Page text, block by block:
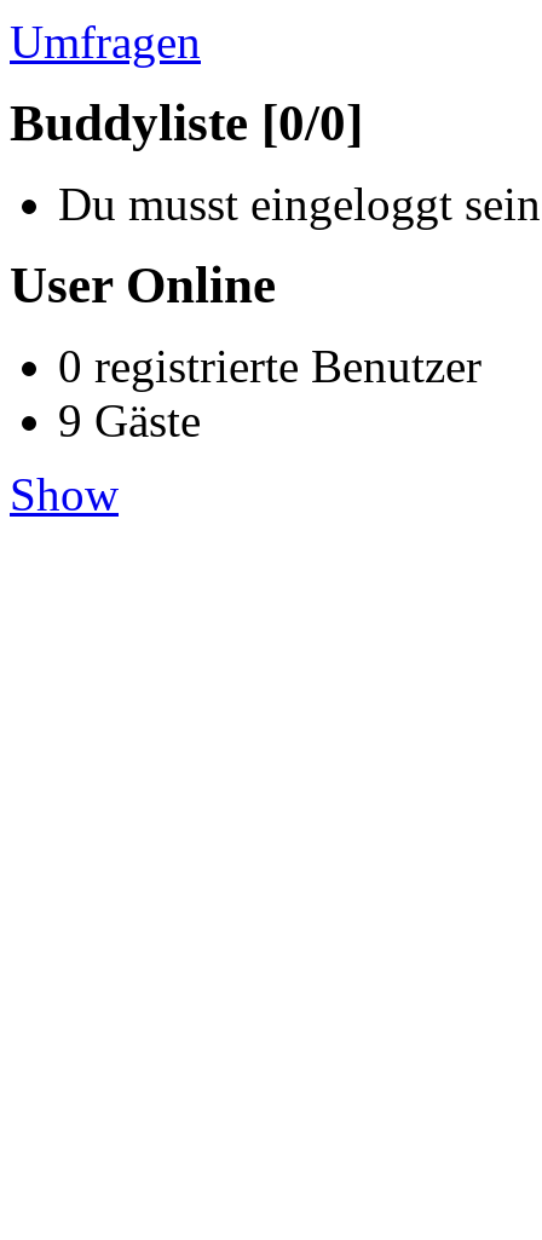
Umfragen
Buddyliste [0/0]
Du musst eingeloggt
User Online
0 registrierte Benutzer
9 Gäste
Show